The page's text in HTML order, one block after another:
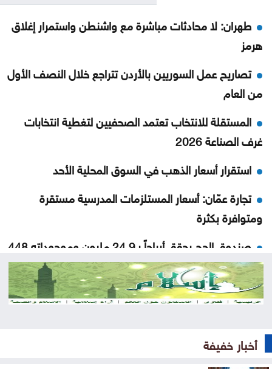
طهران: لا محادثات مباشرة مع واشنطن واستمرار إغلاق
هرمز
تصاريح عمل السوريين بالأردن تتراجع خلال النصف الأول
من العام
المستقلة للانتخاب تعتمد الصحفيين لتغطية انتخابات
غرف الصناعة 2026
استقرار أسعار الذهب في السوق المحلية الأحد
تجارة عمّان: أسعار المستلزمات المدرسية مستقرة
ومتوافرة بكثرة
صندوق الحج يحقق أرباحاً بـ24.9 مليون وموجوداته 448
مليوناً
تحذيرات أمنية من مواكب المركبات بالتزامن مع إعلان
جيش الاحتلال يواصل نسف المنازل واستهداف خيام
أخبار خفيفة